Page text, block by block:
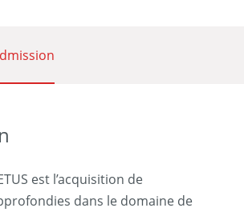
est l’acquisition de
dans le domaine de